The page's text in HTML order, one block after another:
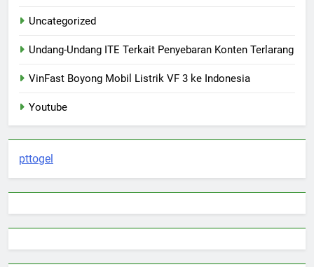
Uncategorized
Undang-Undang ITE Terkait Penyebaran Konten Terlarang
VinFast Boyong Mobil Listrik VF 3 ke Indonesia
Youtube
pttogel